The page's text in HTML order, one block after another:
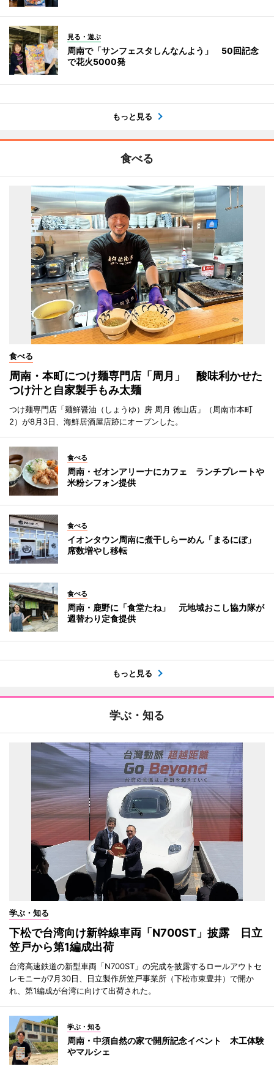
見る・遊ぶ
周南で「サンフェスタしんなんよう」 50回記念
で花火5000発
もっと見る
食べる
食べる
周南・本町につけ麺専門店「周月」 酸味利かせた
つけ汁と自家製手もみ太麺
つけ麺専門店「麺鮮醤油（しょうゆ）房 周月 徳山店」（周南市本町
2）が8月3日、海鮮居酒屋店跡にオープンした。
食べる
周南・ゼオンアリーナにカフェ ランチプレートや
米粉シフォン提供
食べる
イオンタウン周南に煮干しらーめん「まるにぼ」
席数増やし移転
食べる
周南・鹿野に「食堂たね」 元地域おこし協力隊が
週替わり定食提供
もっと見る
学ぶ・知る
学ぶ・知る
下松で台湾向け新幹線車両「N700ST」披露 日立
笠戸から第1編成出荷
台湾高速鉄道の新型車両「N700ST」の完成を披露するロールアウトセ
レモニーが7月30日、日立製作所笠戸事業所（下松市東豊井）で開か
れ、第1編成が台湾に向けて出荷された。
学ぶ・知る
周南・中須自然の家で開所記念イベント 木工体験
やマルシェ